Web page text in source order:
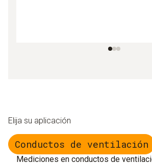
Elija su aplicación
Conductos de ventilación
Mediciones en conductos de